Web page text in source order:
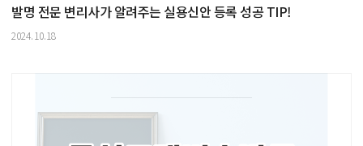
발명 전문 변리사가 알려주는 실용신안 등록 성공 TIP!
2024.10.18